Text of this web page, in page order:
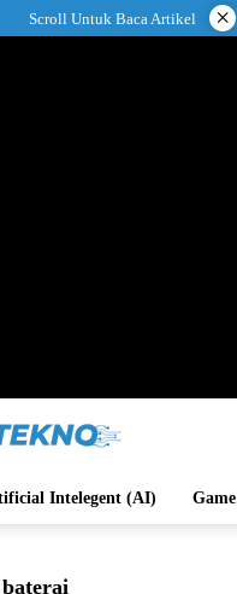
Scroll Untuk Baca Artikel ×
Intelegent (AI) Game